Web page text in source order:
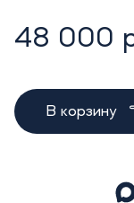
48 000
В корзину